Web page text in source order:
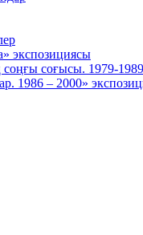
экспозициясы
соғысы. 1979-
1986 – 2000»